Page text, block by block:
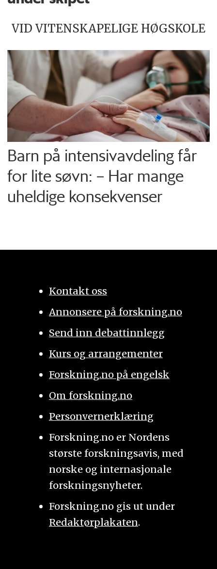
VID VITENSKAPELIGE HØGSKOLE
Barn på intensiv­avdeling får
for lite søvn: – Har mange
uheldige konsekvenser
Kontakt oss
Annonsere på forskning.no
Send inn debattinnlegg
Kurs og arrangementer
Forskning.no på engelsk
Om forskning.no
Personvernerklæring
Forskning.no er Nordens
største forskningsavis, med
norske og internasjonale
forskningsnyheter.
Forskning.no gis ut under
Redaktørplakaten.